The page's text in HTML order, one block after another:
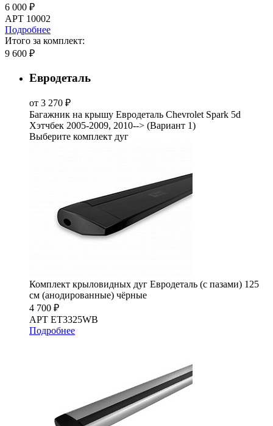
6 000 ₽
АРТ 10002
Подробнее
Итого за комплект:
9 600 ₽
Евродеталь
от 3 270 ₽
Багажник на крышу Евродеталь Chevrolet Spark 5d
Хэтчбек 2005-2009, 2010--> (Вариант 1)
Выберите комплект дуг
Комплект крыловидных дуг Евродеталь (с пазами) 125
см (анодированные) чёрные
4 700 ₽
АРТ ET3325WB
Подробнее